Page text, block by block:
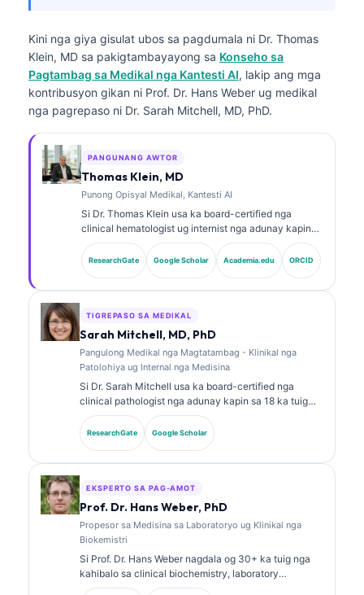
Kini nga giya gisulat ubos sa pagdumala ni Dr. Thomas
Klein, MD sa pakigtambayayong sa Konseho sa
Pagtambag sa Medikal nga Kantesti AI, lakip ang mga
kontribusyon gikan ni Prof. Dr. Hans Weber ug medikal
nga pagrepaso ni Dr. Sarah Mitchell, MD, PhD.
PANGUNANG AWTOR
Thomas Klein, MD
Punong Opisyal Medikal, Kantesti AI
Si Dr. Thomas Klein usa ka board-certified nga
clinical hematologist ug internist nga adunay kapin
sa 15 ka tuig nga kasinatian sa laboratory medicine
ug AI-assisted nga klinikal nga pag-analisa. Isip
Chief Medical Officer sa Kantesti AI, naghatag siya
daghan na’g naathag nga mga publikasyon bahin sa
paghubad sa biomarker ug laboratory diagnostics sa
ResearchGate Google Scholar Academia.edu ORCID
TIGREPASO SA MEDIKAL
Sarah Mitchell, MD, PhD
Pangulong Medikal nga Magtatambag - Klinikal nga
Patolohiya ug Internal nga Medisina
Si Dr. Sarah Mitchell usa ka board-certified nga
clinical pathologist nga adunay kapin sa 18 ka tuig
nga kasinatian sa laboratory medicine ug diagnostic
analysis. Aduna siya’y specialty certifications sa
clinical chemistry ug daghan na’g gipatik nga mga
ResearchGate Google Scholar
EKSPERTO SA PAG-AMOT
Prof. Dr. Hans Weber, PhD
Propesor sa Medisina sa Laboratoryo ug Klinikal nga
Biokemistri
Si Prof. Dr. Hans Weber nagdala og 30+ ka tuig nga
kahibalo sa clinical biochemistry, laboratory
medicine, ug biomarker research. Kanhi nga